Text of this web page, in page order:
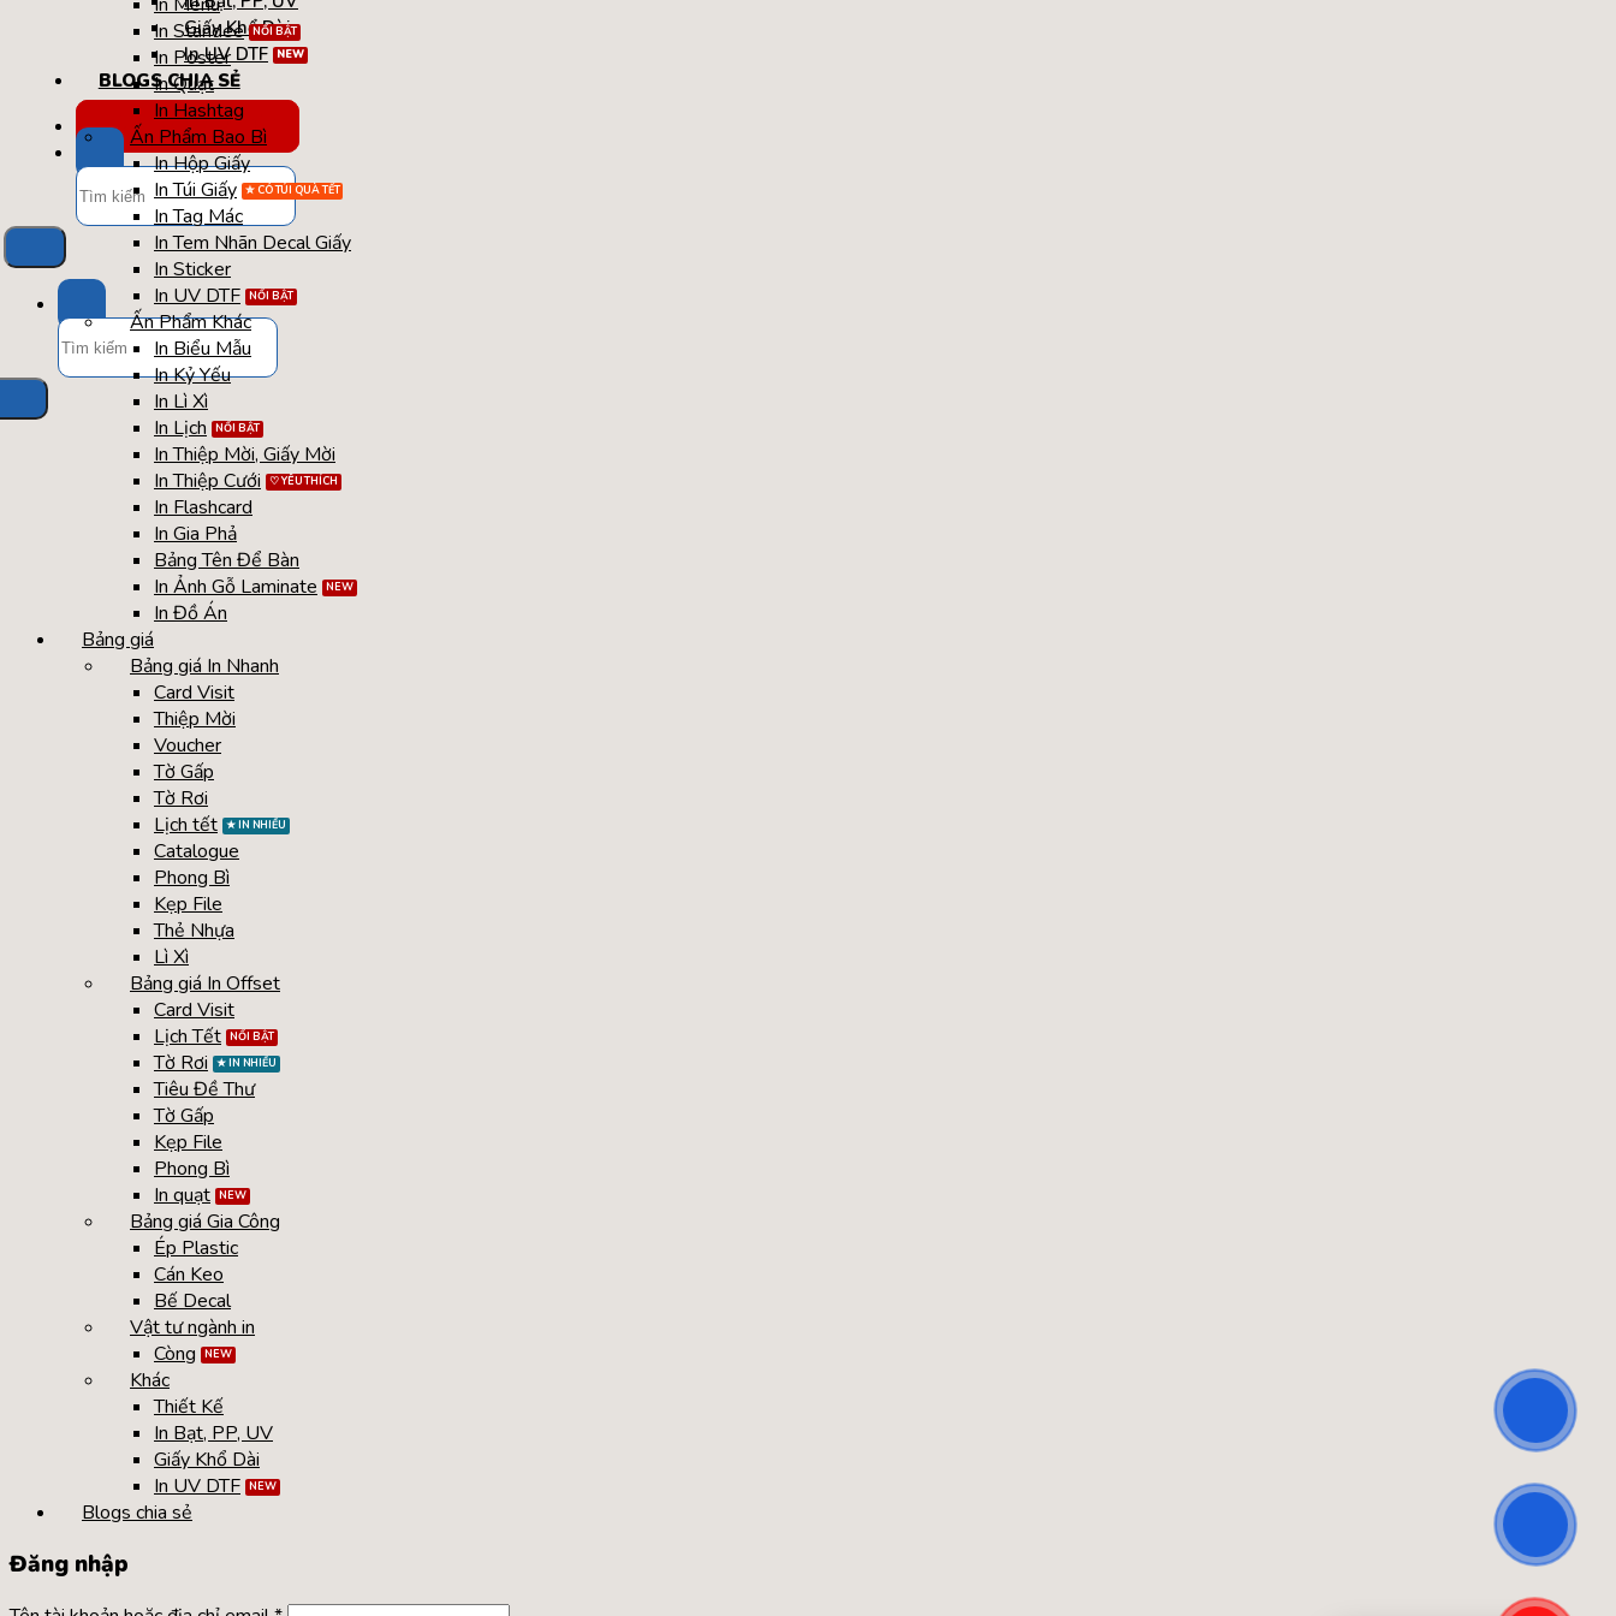
Giấy Khổ Dài
In UV DTF
BLOGS CHIA SẺ
TÚI / HỘP QUÀ TẾT
Tìm
kiếm:
Tìm
kiếm:
In Standee
In Poster
In Quạt
In Hashtag
Ấn Phẩm Bao Bì
In Hộp Giấy
In Túi Giấy
In Tag Mác
In Tem Nhãn Decal Giấy
In Sticker
In UV DTF
Ấn Phẩm Khác
In Biểu Mẫu
In Kỷ Yếu
In Lì Xì
In Lịch
In Thiệp Mời, Giấy Mời
In Thiệp Cưới
In Flashcard
In Gia Phả
Bảng Tên Để Bàn
In Ảnh Gỗ Laminate
In Đồ Án
Bảng giá
Bảng giá In Nhanh
Card Visit
Thiệp Mời
Voucher
Tờ Gấp
Tờ Rơi
Lịch tết
Catalogue
Phong Bì
Kẹp File
Thẻ Nhựa
Lì Xì
Bảng giá In Offset
Card Visit
Lịch Tết
Tờ Rơi
Tiêu Đề Thư
Tờ Gấp
Kẹp File
Phong Bì
In quạt
Bảng giá Gia Công
Ép Plastic
Cán Keo
Bế Decal
Vật tư ngành in
Còng
Khác
Thiết Kế
In Bạt, PP, UV
Giấy Khổ Dài
In UV DTF
Blogs chia sẻ
Đăng nhập